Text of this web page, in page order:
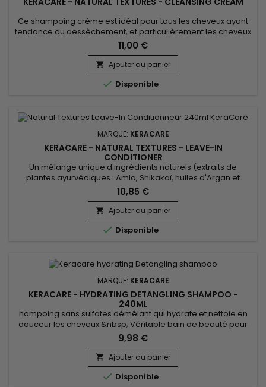
Ce shampoing crème est idéal pour tous les cheveux ayant
tendance au dessèchement, et particulièrement les cheveux
qui s'altèrent au fil du temps et se dénaturent sur les
longueurs et pointes. &nbsp;Keracare Cleansing
Creme&nbsp;nettoiera en douceur vos cheveux et votre cuir
chevelu tout en éliminant les bactéries.&nbsp; Facilite le
peignage, apaise les...
11,00 €
 Ajouter au panier
 Disponible
MARQUE: KERACARE
KERACARE - NATURAL TEXTURES - LEAVE-IN
CONDITIONER
Un mélange unique d'ingrédients naturels (extraits de
plantes ayurvédiques : Amla, Shikakaï, huiles d'Argan et
d'Abyssinie) pour bien démêler, et sans rinçage, Natural
Textures Leave-In Conditionneur de KeraCare hydrate et
nourrit profondément les cheveux, définit les boucles et évite
les frisottis.&nbsp;&nbsp;
10,85 €
 Ajouter au panier
 Disponible
MARQUE: KERACARE
KERACARE - HYDRATING DETANGLING SHAMPOO -
240ML
hampoing sans sulfates démêlant qui hydrate et nettoie en
douceur les cheveux.&nbsp; Véritable bain de beauté pour
les cheveux, il supprime les excès d'huiles des cheveux et du
cuir chevelu sans décaper.&nbsp; Keracare Hydrating
Detangling Shampoo répare, améliore l’alignement de la
cuticule, prévient des pointes fourchues et aide à minimiser
la casse...
9,98 €
 Ajouter au panier
 Disponible